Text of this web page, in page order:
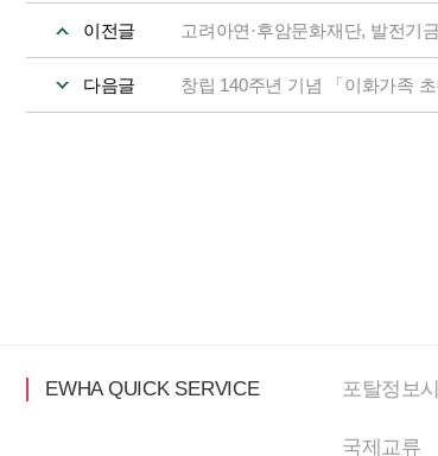
이전글 고려아연·후암문화재단, 발전기
다음글 창립 140주년 기념 「이화가족
EWHA QUICK SERVICE 포탈정보
국제교류